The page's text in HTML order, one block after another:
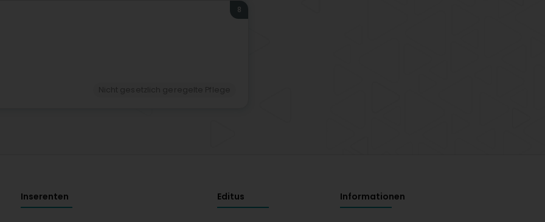
8
Inserenten Editus Informationen